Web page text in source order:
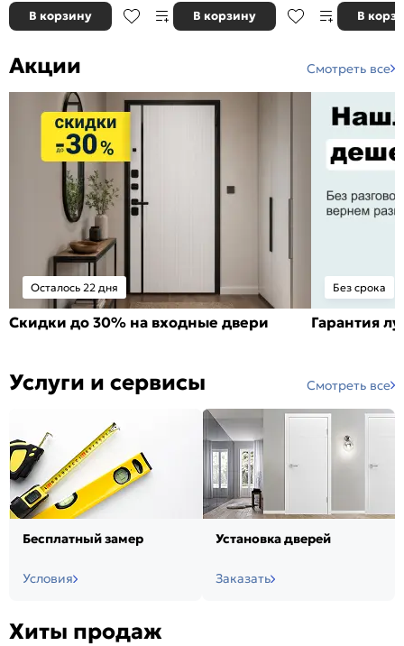
В корзину В корзину В
Акции Смотреть все
Осталось 22 дня
Скидки до 30% на входные двери
Без срока
Гарантия
Услуги и сервисы Смотреть все
Бесплатный замер
Условия
Установка дверей
Заказать
Хиты продаж